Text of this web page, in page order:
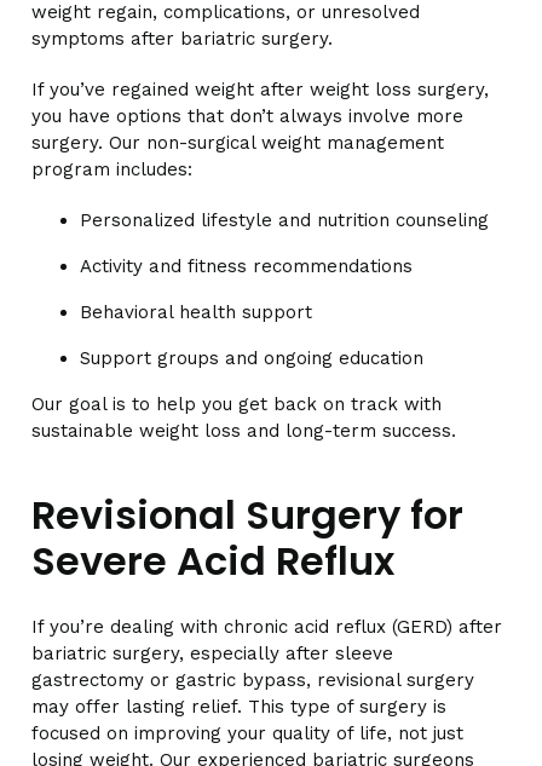
weight regain, complications, or unresolved
symptoms after bariatric surgery.
If you’ve regained weight after weight loss surgery,
you have options that don’t always involve more
surgery. Our non-surgical weight management
program includes:
Personalized lifestyle and nutrition counseling
Activity and fitness recommendations
Behavioral health support
Support groups and ongoing education
Our goal is to help you get back on track with
sustainable weight loss and long-term success.
Revisional Surgery for
Severe Acid Reflux
If you’re dealing with chronic acid reflux (GERD) after
bariatric surgery, especially after sleeve
gastrectomy or gastric bypass, revisional surgery
may offer lasting relief. This type of surgery is
focused on improving your quality of life, not just
losing weight. Our experienced bariatric surgeons